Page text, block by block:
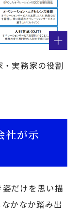
・実務家の役割
社が示
だけを思い描
かなか踏み出